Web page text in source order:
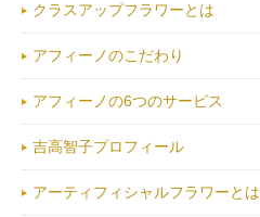
クラスアップフラワーとは
アフィーノのこだわり
アフィーノの6つのサービス
吉高智子プロフィール
アーティフィシャルフラワーとは